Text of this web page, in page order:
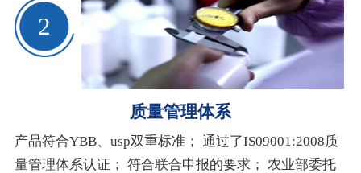
2
质量管理体系
产品符合YBB、usp双重标准； 通过了IS09001:2008质
量管理体系认证； 符合联合申报的要求； 农业部委托